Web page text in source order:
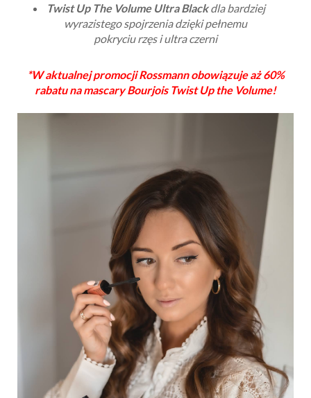
Twist Up The Volume Ultra Blackdla bardziej
wyrazistego spojrzenia dzięki pełnemu
pokryciu rzęs i ultra czerni
*W aktualnej promocji Rossmann obowiązuje aż 60%
rabatu na mascary Bourjois Twist Up the Volume!